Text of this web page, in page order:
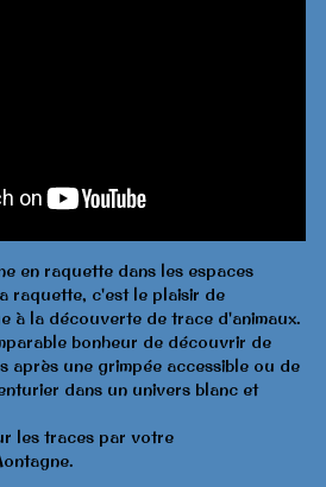
en raquette dans les espaces
raquette, c'est le plaisir de
à la découverte de trace d'animaux.
bonheur de découvrir de
après une grimpée accessible ou de
dans un univers blanc et
les traces par votre